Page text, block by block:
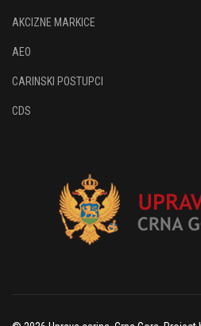
AKCIZNE MARKICE
AEO
CARINSKI POSTUPCI
CDS